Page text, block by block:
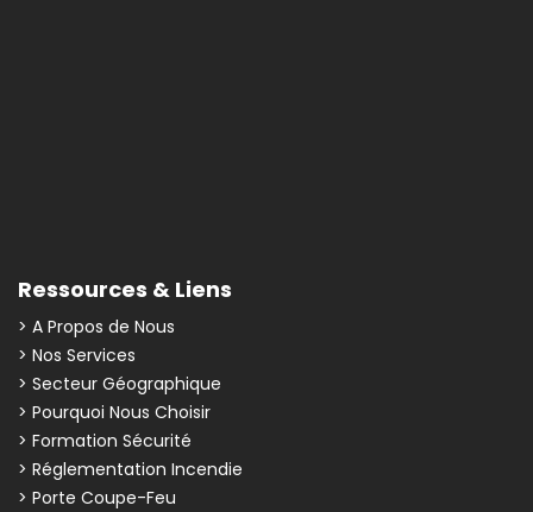
Ressources & Liens
> A Propos de Nous
> Nos Services
> Secteur Géographique
> Pourquoi Nous Choisir
> Formation Sécurité
> Réglementation Incendie
> Porte Coupe-Feu